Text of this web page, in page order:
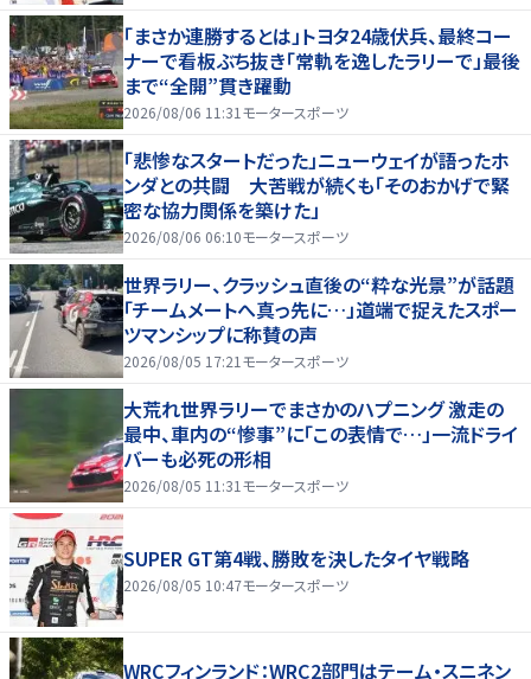
「まさか連勝するとは」トヨタ24歳伏兵、最終コー
ナーで看板ぶち抜き「常軌を逸したラリーで」最後
まで“全開”貫き躍動
2026/08/06 11:31 モータースポーツ
「悲惨なスタートだった」ニューウェイが語ったホ
ンダとの共闘 大苦戦が続くも「そのおかげで緊
密な協力関係を築けた」
2026/08/06 06:10モータースポーツ
世界ラリー、クラッシュ直後の“粋な光景”が話題
「チームメートへ真っ先に…」道端で捉えたスポー
ツマンシップに称賛の声
2026/08/05 17:21 モータースポーツ
大荒れ世界ラリーでまさかのハプニング 激走の
最中、車内の“惨事”に「この表情で…」一流ドライ
バーも必死の形相
2026/08/05 11:31 モータースポーツ
SUPER GT第4戦、勝敗を決したタイヤ戦略
2026/08/05 10:47モータースポーツ
WRCフィンランド：WRC2部門はテーム・スニネン